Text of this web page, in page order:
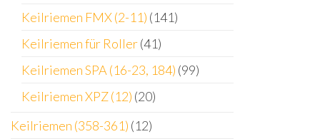
Keilriemen FMX (2-11) (141)
Keilriemen für Roller(41)
Keilriemen SPA (16-23, 184) (99)
Keilriemen XPZ (12) (20)
Keilriemen (358-361) (12)